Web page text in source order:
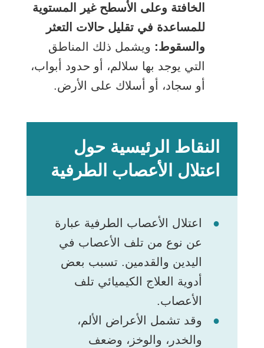
الخافتة وعلى الأسطح غير المستوية
للمساعدة في تقليل حالات التعثر
والسقوط: ويشمل ذلك المناطق
التي يوجد بها سلالم، أو حدود أبواب،
أو سجاد، أو أسلاك على الأرض.
النقاط الرئيسية حول
اعتلال الأعصاب الطرفية
اعتلال الأعصاب الطرفية عبارة
عن نوع من تلف الأعصاب في
اليدين والقدمين. تسبب بعض
أدوية العلاج الكيميائي تلف
الأعصاب.
وقد تشمل الأعراض الألم،
والخدر، والوخز، وضعف